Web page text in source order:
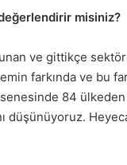
misiniz?
ve gittikçe
farkında ve bu
84
düşünüyoruz.